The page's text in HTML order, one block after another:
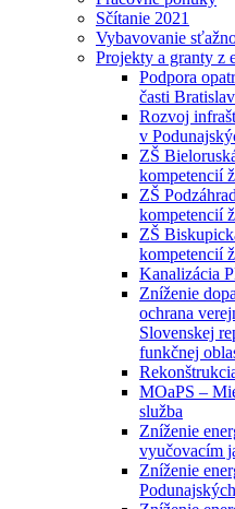
Sčítanie 2021
Vybavovanie
Projekty a granty z
Podpora
časti
Rozvoj
v
ZŠ
kompetencií
ZŠ
kompetencií
ZŠ
kompetencií
Kanalizácia
Zníženie
ochrana
Slovenskej
funkčnej
MOaPS –
služba
Zníženie
vyučovacím
Zníženie